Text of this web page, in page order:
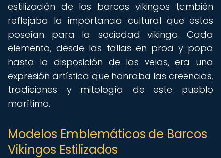
estilización de los barcos vikingos también
reflejaba la importancia cultural que estos
poseían para la sociedad vikinga. Cada
elemento, desde las tallas en proa y popa
hasta la disposición de las velas, era una
expresión artística que honraba las creencias,
tradiciones y mitología de este pueblo
marítimo.
Modelos Emblemáticos de Barcos
Vikingos Estilizados